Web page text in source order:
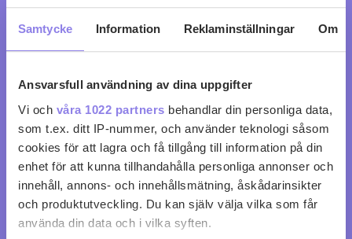
Samtycke Information Reklaminställningar Om
Ansvarsfull användning av dina uppgifter
Vi och våra 1022 partners behandlar din personliga data,
som t.ex. ditt IP-nummer, och använder teknologi såsom
cookies för att lagra och få tillgång till information på din
enhet för att kunna tillhandahålla personliga annonser och
innehåll, annons- och innehållsmätning, åskådarinsikter
och produktutveckling. Du kan själv välja vilka som får
använda din data och i vilka syften.
Crazy Cat Chenin Blanc & Muscat
köp 99 kr
0 0